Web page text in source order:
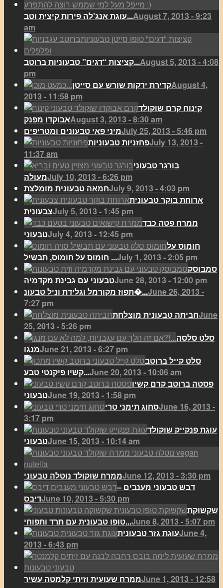
עוגת אנג’לה פירות קיצית וטב...August 7, 2013 - 9:23
am
קציצות “דגים” טבעוניות ברוטב...August 5, 2013 - 4:08
pm
קדירת ירקות שורש עם סייטןAugust 4,
2013 - 11:58 pm
קינוח קרם שוקולד
אבוקדו מפנקAugust 3, 2013 - 8:30 am
מיני פאי טבעונים ומטריפיםJuly 25, 2013 - 5:46 pm
פחזניות טבעוניותJuly 13, 2013 -
11:37 am
בורגר טבעוני
מעולהJuly 10, 2013 - 6:26 pm
חמאה טבעונית מומלצתJuly 9, 2013 - 4:03 pm
ארוחת בוקר טבעונית
צבעוניתJuly 5, 2013 - 1:45 pm
ממרח פטה כבד
טבעוניJuly 4, 2013 - 12:45 pm
חומוס על
חומוס על חומוס, תבשיל ...July 1, 2013 - 2:05 pm
סמבוסק
טבעוני עם גבינת מקדמיהJune 28, 2013 - 12:00 pm
תפוז מקורמל וגלידת וניל טבעונ�...June 26, 2013 -
7:27 pm
חביתה טבעונית מוצלחתJune
25, 2013 - 5:26 pm
סלט סלסה
מנגוJune 21, 2013 - 6:27 pm
סלט קייל ברוטב
קשיו פיקנטי טבע...June 20, 2013 - 10:06 am
פסטה ברוטב קרם קשיו
טבעוניJune 19, 2013 - 1:58 pm
סחוג תימני טריJune 16, 2013 -
3:17 pm
עוגת פנקייק שוקולד
טבעוניJune 15, 2013 - 10:14 am
ממרח שוקולד נוטלה טבעוניJune 12, 2013 - 3:30 pm
דבש טבעוני מענבים –
דיבסJune 10, 2013 - 5:30 pm
שקשוקת
טופו טבעונית עם תרד ותפוחי...June 8, 2013 - 5:07 pm
עוגת גזר טבעוניתJune 4,
2013 - 6:43 pm
ממרח שעועית וזיתי קלמטה עשירJune 1, 2013 - 12:58